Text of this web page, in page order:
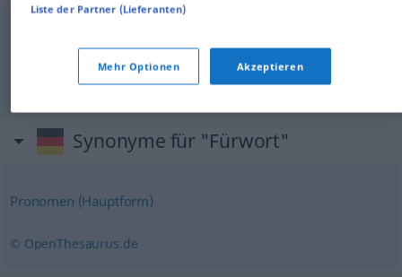
besitzanzeigendes Fürwort
ضميرالملكية [đɑˈmiːr al-m.]
Synonyme für "Fürwort"
Pronomen (Hauptform)
© OpenThesaurus.de
Liste der Partner (Lieferanten)
Mehr Optionen Akzeptieren